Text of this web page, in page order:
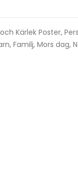
Kärlek Poster,
, Familj, Mors dag,